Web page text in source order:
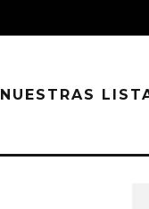
NUESTRAS